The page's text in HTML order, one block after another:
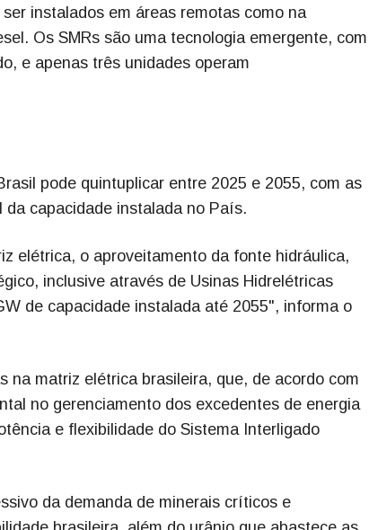
instalados em áreas remotas como na
Os SMRs são uma tecnologia emergente, com
e apenas três unidades operam
pode quintuplicar entre 2025 e 2055, com as
capacidade instalada no País.
elétrica, o aproveitamento da fonte hidráulica,
inclusive através de Usinas Hidrelétricas
de capacidade instalada até 2055", informa o
na matriz elétrica brasileira, que, de acordo com
no gerenciamento dos excedentes de energia
e flexibilidade do Sistema Interligado
da demanda de minerais críticos e